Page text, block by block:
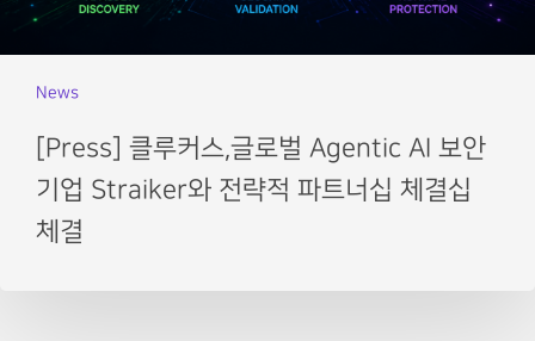
News
[Press] 클루커스,글로벌 Agentic AI 보안
기업 Straiker와 전략적 파트너십 체결십
체결